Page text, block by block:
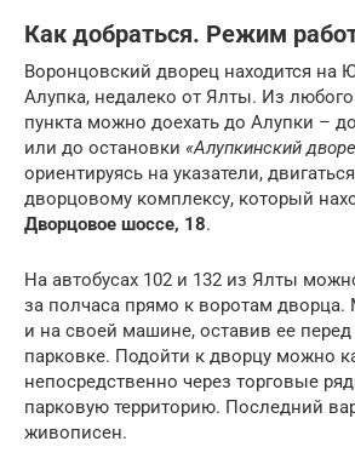
Как добраться. Режим
Воронцовский дворец находится на
Алупка, недалеко от Ялты. Из
пункта можно доехать до Алупки –
или до остановки «Алупкинский
ориентируясь на указатели,
дворцовому комплексу, который
Дворцовое шоссе, 18.
На автобусах 102 и 132 из Ялты
за полчаса прямо к воротам
и на своей машине, оставив ее
парковке. Подойти к дворцу можно
непосредственно через торговые
парковую территорию. Последний
живописен.